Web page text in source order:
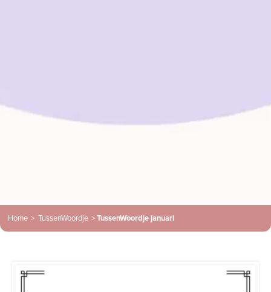
Home > TussenWoordje >TussenWoordje januari